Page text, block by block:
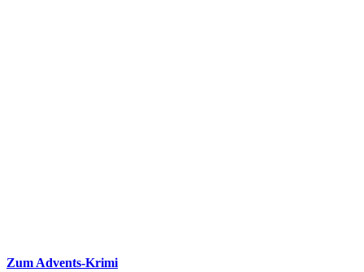
Zum Advents-Krimi